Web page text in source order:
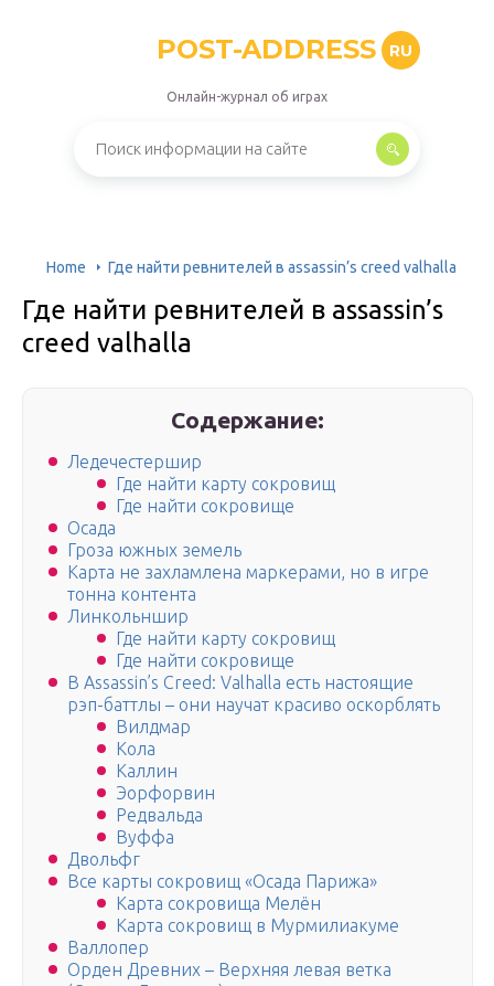
POST-ADDRESS RU
Онлайн-журнал об играх
Home Где найти ревнителей в assassin’s creed valhalla
Где найти ревнителей в assassin’s
creed valhalla
Содержание:
Ледечестершир
Где найти карту сокровищ
Где найти сокровище
Осада
Гроза южных земель
Карта не захламлена маркерами, но в игре
тонна контента
Линкольншир
Где найти карту сокровищ
Где найти сокровище
В Assassin’s Creed: Valhalla есть настоящие
рэп-баттлы – они научат красиво оскорблять
Вилдмар
Кола
Каллин
Эорфорвин
Редвальда
Вуффа
Двольфг
Все карты сокровищ «Осада Парижа»
Карта сокровища Мелён
Карта сокровищ в Мурмилиакуме
Валлопер
Орден Древних – Верхняя левая ветка